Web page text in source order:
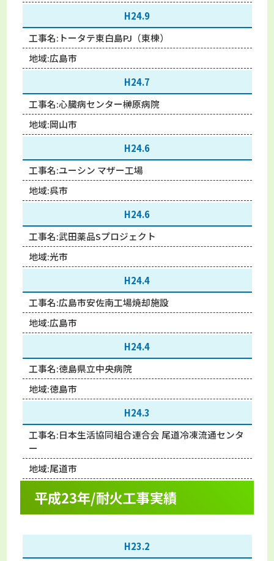
H24.9
工事名: トータテ東白島PJ（東棟）
地域:広島市
H24.7
工事名:心臓病センター榊原病院
地域:岡山市
H24.6
工事名:ユーシン マザー工場
地域:呉市
H24.6
工事名:武田薬品Sプロジェクト
地域:光市
H24.4
工事名:広島市安佐南工場焼却施設
地域:広島市
H24.4
工事名:徳島県立中央病院
地域:徳島市
H24.3
工事名:日本生活協同組合連合会 尾道冷凍流通センタ
ー
地域:尾道市
平成23年/耐火工事実績
H23.2